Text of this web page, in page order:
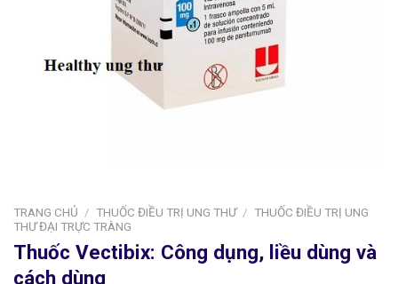
TRANG CHỦ / THUỐC ĐIỀU TRỊ UNG THƯ / THUỐC ĐIỀU TRỊ UNG
THƯ ĐẠI TRỰC TRÀNG
Thuốc Vectibix: Công dụng, liều dùng và
cách dùng